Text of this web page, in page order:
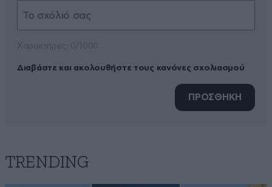
Διαβάστε και ακολουθήστε τους κανόνες σχολιασμού
ΠΡΟΣΘΗΚΗ
TRENDING